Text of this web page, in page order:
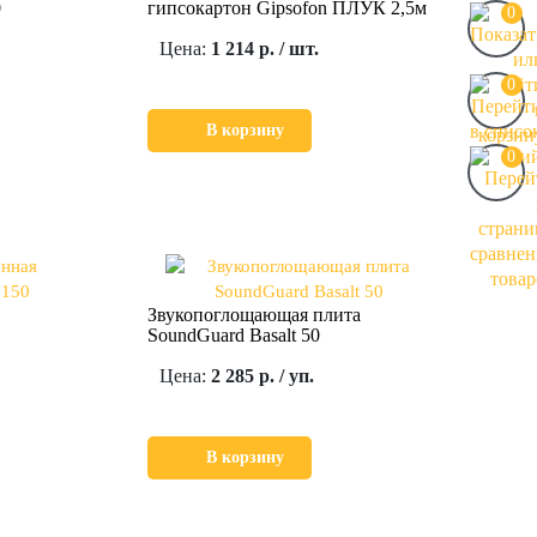
0
0
0
гипсокартон Gipsofon ПЛУК 2,5м
Цена: 1 214 р. / шт.
В корзину
Звукопоглощающая плита
SoundGuard Basalt 50
Цена:2 285 р. / уп.
В корзину